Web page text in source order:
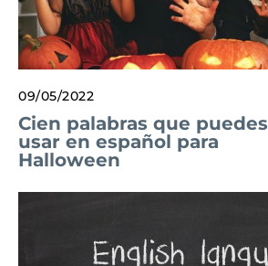
09/05/2022
Cien palabras que puedes
usar en español para
Halloween